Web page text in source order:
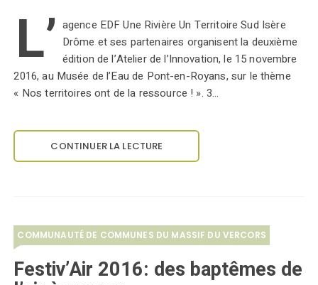
L’ agence EDF Une Rivière Un Territoire Sud Isère
Drôme et ses partenaires organisent la deuxième
édition de l’Atelier de l’Innovation, le 15 novembre
2016, au Musée de l’Eau de Pont-en-Royans, sur le thème
« Nos territoires ont de la ressource ! ». 3…
CONTINUER LA LECTURE
COMMUNAUTÉ DE COMMUNES DU MASSIF DU VERCORS
Festiv’Air 2016: des baptêmes de